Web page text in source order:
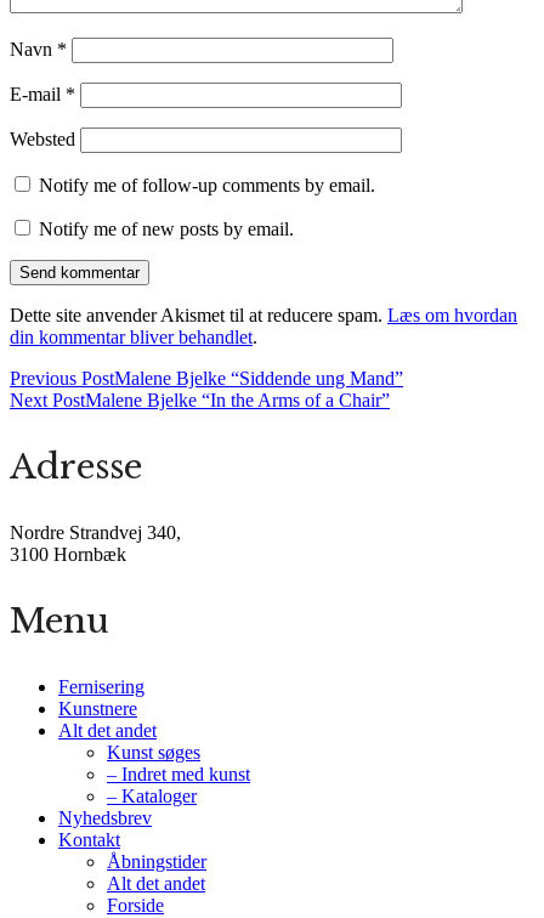
Navn *
E-mail *
Websted
Notify me of follow-up comments by email.
Notify me of new posts by email.
Dette site anvender Akismet til at reducere spam. Læs om hvordan
din kommentar bliver behandlet.
Previous PostMalene Bjelke “Siddende ung Mand”
Next PostMalene Bjelke “In the Arms of a Chair”
Adresse
Nordre Strandvej 340,
3100 Hornbæk
Menu
Fernisering
Kunstnere
Alt det andet
Kunst søges
– Indret med kunst
– Kataloger
Nyhedsbrev
Kontakt
Åbningstider
Alt det andet
Forside